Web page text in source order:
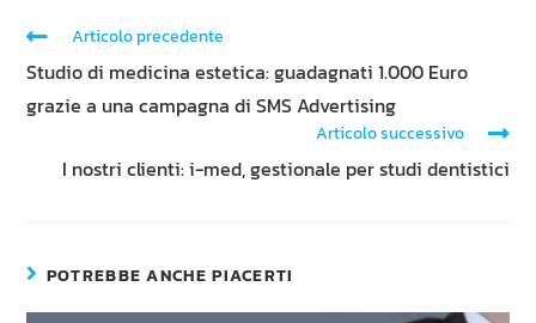
Articolo precedente
Studio di medicina estetica: guadagnati 1.000 Euro
grazie a una campagna di SMS Advertising
Articolo successivo
I nostri clienti: i-med, gestionale per studi dentistici
POTREBBE ANCHE PIACERTI